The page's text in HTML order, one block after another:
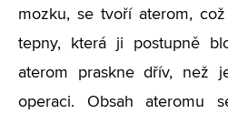
mozku, se tvoří aterom,
tepny, která ji postupně
aterom praskne dřív, než
operaci. Obsah ateromu